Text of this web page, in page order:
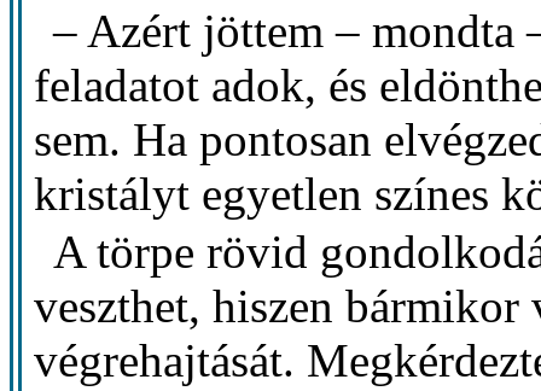
– Azért jöttem – mondta
feladatot adok, és
sem. Ha pontosan
kristályt egyetlen színes
A törpe rövid
veszthet, hiszen bármikor
végrehajtását.